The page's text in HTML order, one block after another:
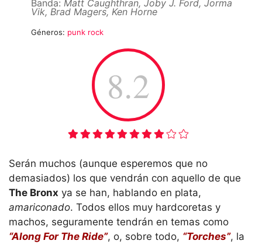
Banda: Matt Caughthran, Joby J. Ford, Jorma
Vik, Brad Magers, Ken Horne
Géneros: punk rock
8.2
Serán muchos (aunque esperemos que no
demasiados) los que vendrán con aquello de que
The Bronx ya se han, hablando en plata,
amariconado. Todos ellos muy hardcoretas y
machos, seguramente tendrán en temas como
“Along For The Ride”, o, sobre todo, “Torches”, la